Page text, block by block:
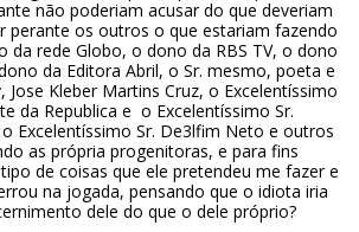
não poderiam acusar do que deveriam
perante os outros o que estariam fazendo
da rede Globo, o dono da RBS TV, o dono
da Editora Abril, o Sr. mesmo, poeta e
Jose Kleber Martins Cruz, o Excelentíssimo
da Republica e o Excelentíssimo Sr.
o Excelentíssimo Sr. De3lfim Neto e outros
as própria progenitoras, e para fins
de coisas que ele pretendeu me fazer e
na jogada, pensando que o idiota iria
dele do que o dele próprio?